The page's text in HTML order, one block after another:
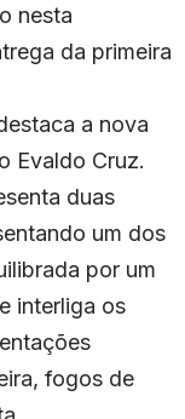
nesta
da primeira
a nova
Evaldo Cruz.
duas
um dos
por um
interliga os
fogos de